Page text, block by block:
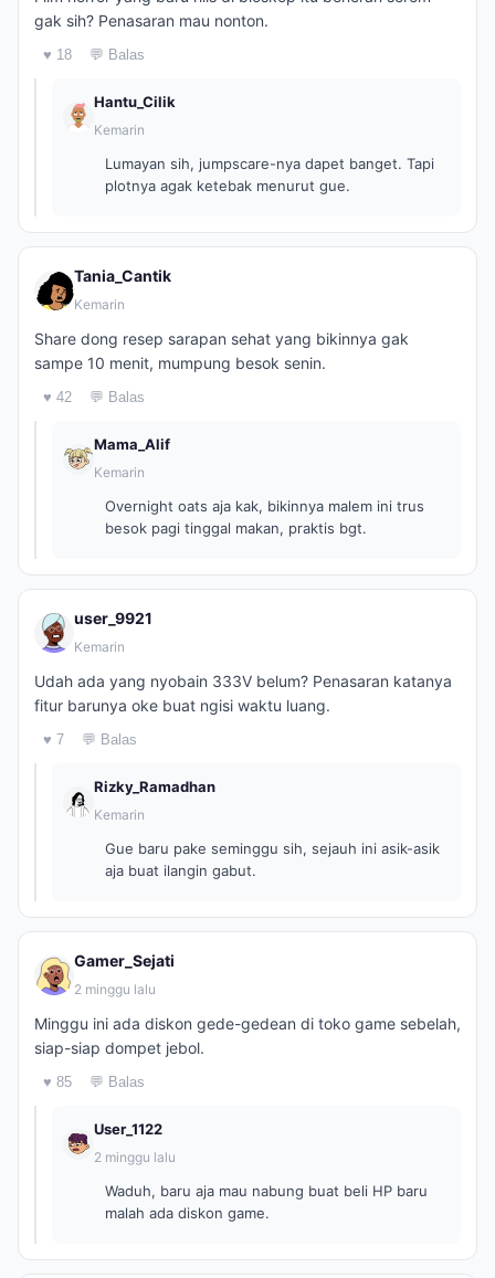
gak sih? Penasaran mau nonton.
♥ 18 💬 Balas
Hantu_Cilik
Kemarin
Lumayan sih, jumpscare-nya dapet banget. Tapi
plotnya agak ketebak menurut gue.
Tania_Cantik
Kemarin
Share dong resep sarapan sehat yang bikinnya gak
sampe 10 menit, mumpung besok senin.
♥ 42 💬 Balas
Mama_Alif
Kemarin
Overnight oats aja kak, bikinnya malem ini trus
besok pagi tinggal makan, praktis bgt.
user_9921
Kemarin
Udah ada yang nyobain 333V belum? Penasaran katanya
fitur barunya oke buat ngisi waktu luang.
♥ 7 💬 Balas
Rizky_Ramadhan
Kemarin
Gue baru pake seminggu sih, sejauh ini asik-asik
aja buat ilangin gabut.
Gamer_Sejati
2 minggu lalu
Minggu ini ada diskon gede-gedean di toko game sebelah,
siap-siap dompet jebol.
♥ 85 💬 Balas
User_1122
2 minggu lalu
Waduh, baru aja mau nabung buat beli HP baru
malah ada diskon game.